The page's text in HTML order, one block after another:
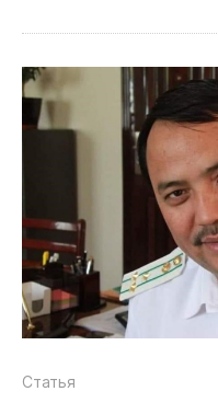
Статья